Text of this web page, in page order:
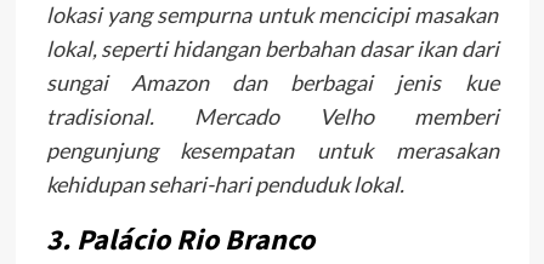
lokasi yang sempurna untuk mencicipi masakan
lokal, seperti hidangan berbahan dasar ikan dari
sungai Amazon dan berbagai jenis kue
tradisional. Mercado Velho memberi
pengunjung kesempatan untuk merasakan
kehidupan sehari-hari penduduk lokal.
3. Palácio Rio Branco